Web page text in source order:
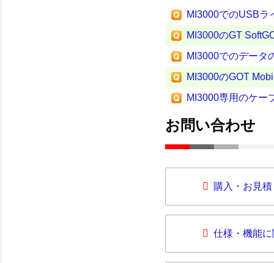
MI3000でのUSBラ
MI3000のGT
MI3000でのデータ
MI3000のGOT
MI3000専用のケー
お問い合わせ
購入・お見
仕様・機能